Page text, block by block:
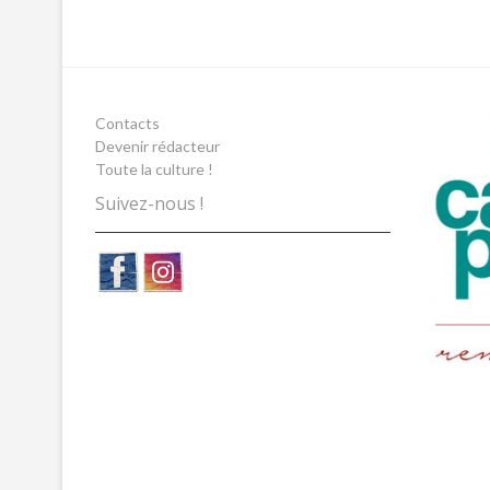
Contacts
Devenir rédacteur
Toute la culture !
Suivez-nous !